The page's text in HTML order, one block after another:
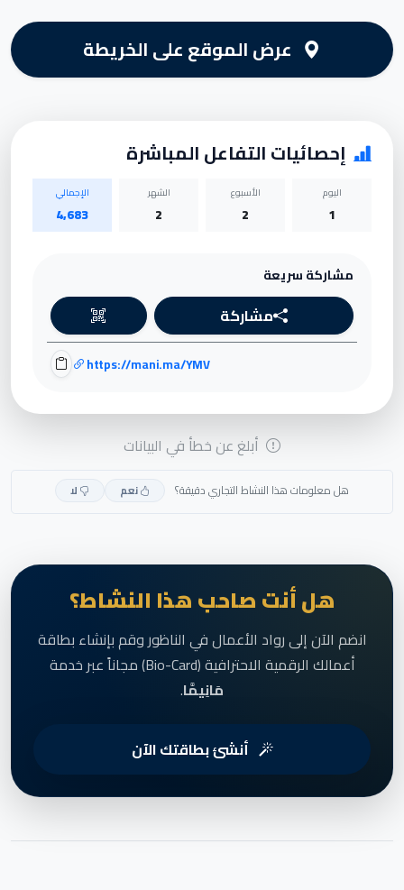
عرض الموقع على الخريطة
إحصائيات التفاعل المباشرة
اليوم
1
الأسبوع
2
الشهر
2
الإجمالي
4,683
مشاركة سريعة
مشاركة
https://mani.ma/YMV
أبلغ عن خطأ في البيانات
هل معلومات هذا النشاط التجاري دقيقة؟ نعم لا
هل أنت صاحب هذا النشاط؟
انضم الآن إلى رواد الأعمال في الناظور وقم بإنشاء بطاقة
أعمالك الرقمية الاحترافية (Bio-Card) مجاناً عبر خدمة
مَانِيمَّا.
أنشئ بطاقتك الآن